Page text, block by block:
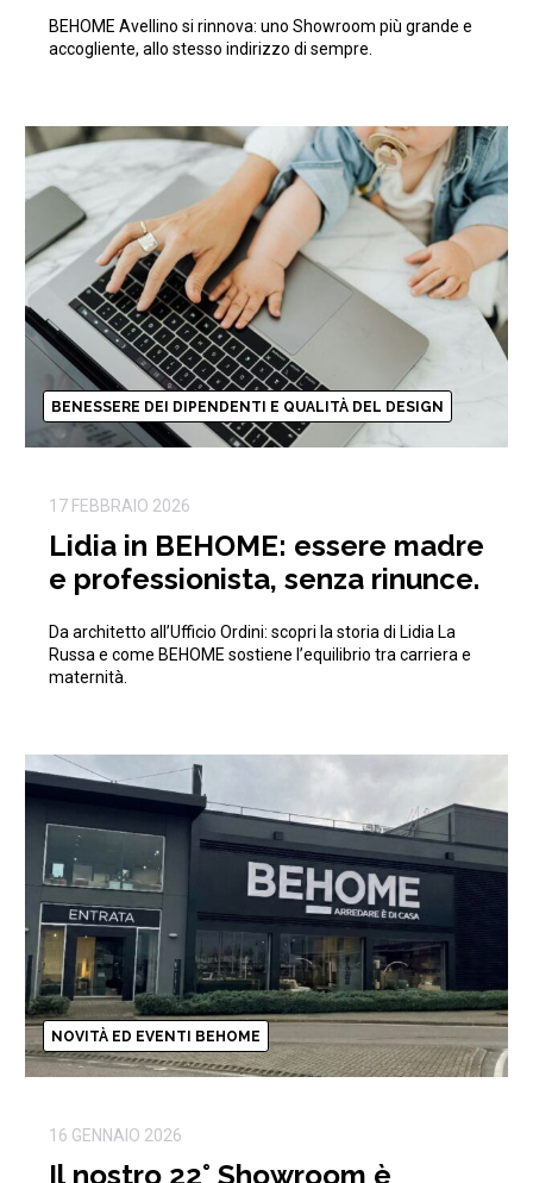
indirizzo di sempre.
BEHOME Avellino si rinnova: uno Showroom più grande e
accogliente, allo stesso indirizzo di sempre.
BENESSERE DEI DIPENDENTI E QUALITÀ DEL DESIGN
17 FEBBRAIO 2026
Lidia in BEHOME: essere madre
e professionista, senza rinunce.
Da architetto all’Ufficio Ordini: scopri la storia di Lidia La
Russa e come BEHOME sostiene l’equilibrio tra carriera e
maternità.
NOVITÀ ED EVENTI BEHOME
16 GENNAIO 2026
Il nostro 22° Showroom è